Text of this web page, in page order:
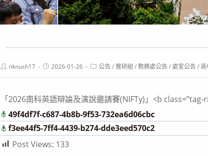
Postnknush17
Post2026-01-26
Post公告 / 實研組 / 教務處公告 / 處室公告 / 高
「2026南科英語辯論及演說邀請賽(NIFTy)」<b
49f4df7f-c687-4b8b-9f53-732ea6d06cbc
f3ee44f5-7ff4-4439-b274-dde3eed570c2
Post Views: 133